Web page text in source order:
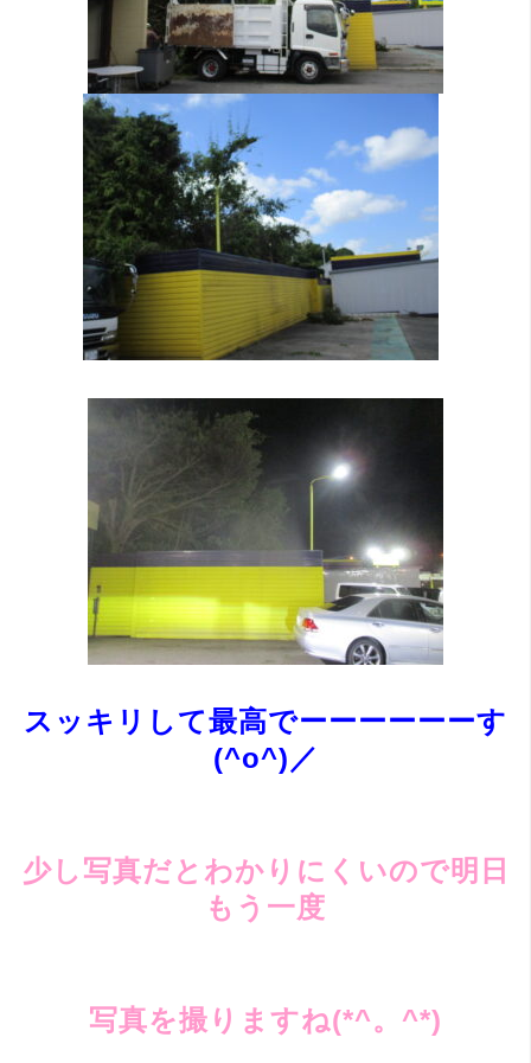
スッキリして最高でーーーーーーす
(^o^)／
少し写真だとわかりにくいので明日
もう一度
写真を撮りますね(*^。^*)